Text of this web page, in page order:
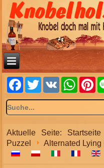
Facebook
TwitterVK
Aktuelle Seite: Startseite
Puzzel
Alternated